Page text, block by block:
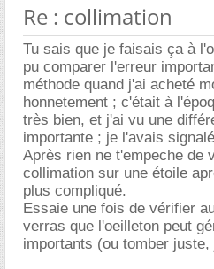
Re : collimation
Tu sais que je faisais ça à
pu comparer l'erreur
méthode quand j'ai acheté
honnetement ; c'était à
très bien, et j'ai vu une
importante ; je l'avais
Après rien ne t'empeche de
collimation sur une étoile
plus compliqué.
Essaie une fois de vérifier
verras que l'oeilleton peut
importants (ou tomber